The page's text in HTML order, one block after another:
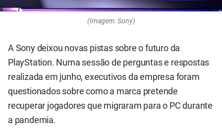
(Imagem: Sony)
A Sony deixou novas pistas sobre o futuro da
PlayStation. Numa sessão de perguntas e respostas
realizada em junho, executivos da empresa foram
questionados sobre como a marca pretende
recuperar jogadores que migraram para o PC durante
a pandemia.